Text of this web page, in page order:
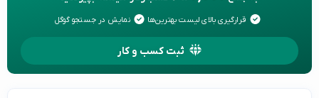
قرارگیری بالای لیست بهترین‌ها نمایش در جستجو گوگل
ثبت کسب و کار